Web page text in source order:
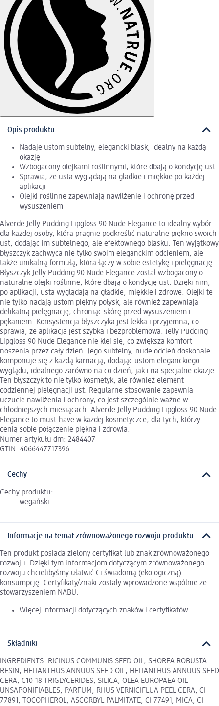
Opis produktu
Nadaje ustom subtelny, elegancki blask, idealny na każdą
okazję
Wzbogacony olejkami roślinnymi, które dbają o kondycję ust
Sprawia, że usta wyglądają na gładkie i miękkie po każdej
aplikacji
Olejki roślinne zapewniają nawilżenie i ochronę przed
wysuszeniem
Alverde Jelly Pudding Lipgloss 90 Nude Elegance to idealny wybór
dla każdej osoby, która pragnie podkreślić naturalne piękno swoich
ust, dodając im subtelnego, ale efektownego blasku. Ten wyjątkowy
błyszczyk zachwyca nie tylko swoim eleganckim odcieniem, ale
także unikalną formułą, która łączy w sobie estetykę i pielęgnację.
Błyszczyk Jelly Pudding 90 Nude Elegance został wzbogacony o
naturalne olejki roślinne, które dbają o kondycję ust. Dzięki nim,
po aplikacji, usta wyglądają na gładkie, miękkie i zdrowe. Olejki te
nie tylko nadają ustom piękny połysk, ale również zapewniają
delikatną pielęgnację, chroniąc skórę przed wysuszeniem i
pękaniem. Konsystencja błyszczyka jest lekka i przyjemna, co
sprawia, że aplikacja jest szybka i bezproblemowa. Jelly Pudding
Lipgloss 90 Nude Elegance nie klei się, co zwiększa komfort
noszenia przez cały dzień. Jego subtelny, nude odcień doskonale
komponuje się z każdą karnacją, dodając ustom eleganckiego
wyglądu, idealnego zarówno na co dzień, jak i na specjalne okazje.
Ten błyszczyk to nie tylko kosmetyk, ale również element
codziennej pielęgnacji ust. Regularne stosowanie zapewnia
uczucie nawilżenia i ochrony, co jest szczególnie ważne w
chłodniejszych miesiącach. Alverde Jelly Pudding Lipgloss 90 Nude
Elegance to must-have w każdej kosmetyczce, dla tych, którzy
cenią sobie połączenie piękna i zdrowia.
Numer artykułu dm: 2484407
GTIN: 4066447717396
Cechy
Cechy produktu:
wegański
Informacje na temat zrównoważonego rozwoju produktu
Ten produkt posiada zielony certyfikat lub znak zrównoważonego
rozwoju. Dzięki tym informacjom dotyczącym zrównoważonego
rozwoju chcielibyśmy ułatwić Ci świadomą (ekologiczną)
konsumpcję. Certyfikaty/znaki zostały wprowadzone wspólnie ze
stowarzyszeniem NABU.
Więcej informacji dotyczących znaków i certyfikatów
Składniki
INGREDIENTS: RICINUS COMMUNIS SEED OIL, SHOREA ROBUSTA
RESIN, HELIANTHUS ANNUUS SEED OIL, HELIANTHUS ANNUUS SEED
CERA, C10-18 TRIGLYCERIDES, SILICA, OLEA EUROPAEA OIL
UNSAPONIFIABLES, PARFUM, RHUS VERNICIFLUA PEEL CERA, CI
77891, TOCOPHEROL, ASCORBYL PALMITATE, CI 77491, MICA, CI